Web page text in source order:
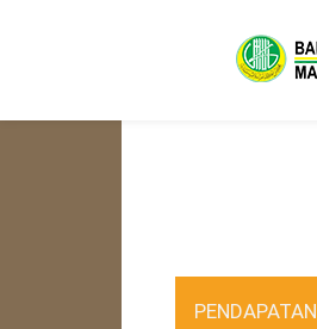
PENDAPATAN